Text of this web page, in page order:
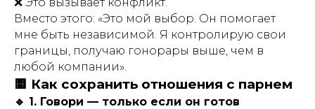
Вместо этого: «Это мой выбор. Он помогает
мне быть независимой. Я контролирую свои
границы, получаю гонорары выше, чем в
любой компании».
🟨 Как сохранить отношения с парнем
🔹 1. Говори — только если он готов